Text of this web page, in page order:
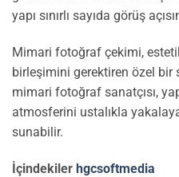
yapı sınırlı sayıda görüş
Mimari fotoğraf çekimi,
birleşimini gerektiren özel bir
mimari fotoğraf sanatçısı,
atmosferini ustalıkla
sunabilir.
İçindekiler hgcsoftmedia